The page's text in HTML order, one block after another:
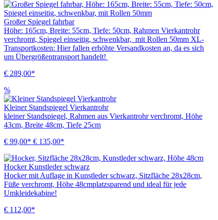
Großer Spiegel fahrbar
Höhe: 165cm, Breite: 55cm, Tiefe: 50cm, Rahmen Vierkantrohr
verchromt, Spiegel einseitig, schwenkbar, mit Rollen 50mm XL-
Transportkosten: Hier fallen erhöhte Versandkosten an, da es sich
um Übergrößentransport handelt!
€ 289,00*
%
Kleiner Standspiegel Vierkantrohr
kleiner Standspiegel, Rahmen aus Vierkantrohr verchromt, Höhe
43cm, Breite 48cm, Tiefe 25cm
€ 99,00* € 135,00*
Hocker Kunstleder schwarz
Hocker mit Auflage in Kunstleder schwarz, Sitzfläche 28x28cm,
Füße verchromt, Höhe 48cmplatzsparend und ideal für jede
Umkleidekabine!
€ 112,00*